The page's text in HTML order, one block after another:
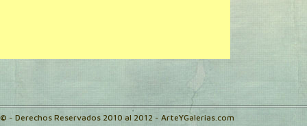
© - Derechos Reservados 2010 al 2012 - ArteYGalerias.com